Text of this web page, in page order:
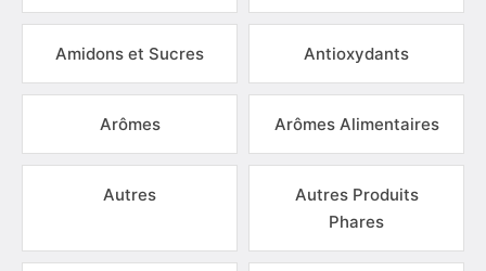
Amidons et Sucres Antioxydants
Arômes Arômes Alimentaires
Autres
Autres Produits
Phares